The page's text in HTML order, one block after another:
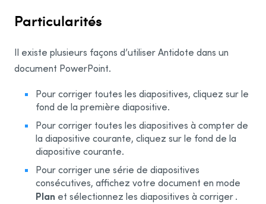
Les Services macOS
Corriger le texte copié
Glisser-poser
Intégration ouverte
Apple
Safari
Mail
Particularités
Il existe plusieurs façons d’utiliser Antidote dans un
document PowerPoint.
Pour corriger toutes les diapositives, cliquez sur le
fond de la première diapositive.
Pour corriger toutes les diapositives à compter de
la diapositive courante, cliquez sur le fond de la
diapositive courante.
Pour corriger une série de diapositives
consécutives, affichez votre document en mode
Plan et sélectionnez les diapositives à corriger .